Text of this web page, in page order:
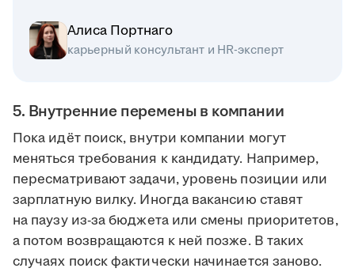
Алиса Портнаго
карьерный консультант и HR-эксперт
5. Внутренние перемены в компании
Пока идёт поиск, внутри компании могут
меняться требования к кандидату. Например,
пересматривают задачи, уровень позиции или
зарплатную вилку. Иногда вакансию ставят
на паузу из-за бюджета или смены приоритетов,
а потом возвращаются к ней позже. В таких
случаях поиск фактически начинается заново.